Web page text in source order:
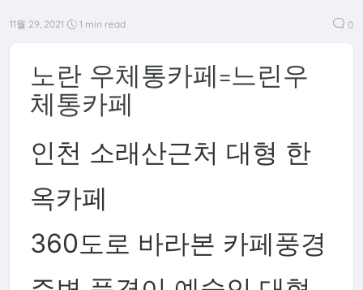
11월 29, 2021 1 min read 0
노란 우체통카페=느린우
체통카페
인천 소래산근처 대형 한
옥카페
360도로 바라본 카페풍경